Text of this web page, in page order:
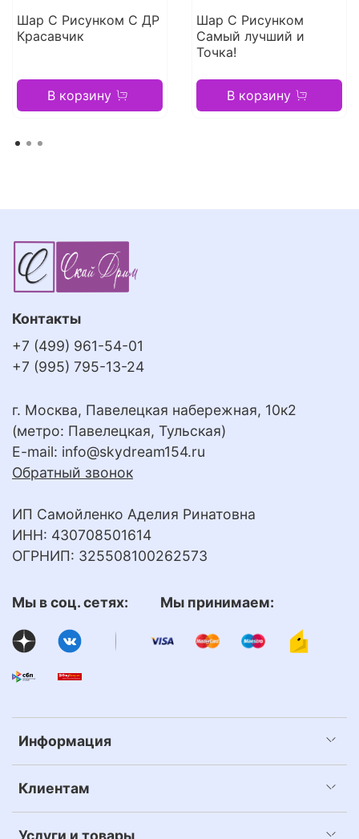
Шар С Рисунком С ДР
Красавчик
В корзину
Шар С Рисунком
Самый лучший и
Точка!
В корзину
Информация
Клиентам
Услуги и товары
Контакты
+7 (499) 961-54-01
+7 (995) 795-13-24
г. Москва, Павелецкая набережная, 10к2
(метро: Павелецкая, Тульская)
E-mail: info@skydream154.ru
Обратный звонок
ИП Самойленко Аделия Ринатовна
ИНН: 430708501614
ОГРНИП: 325508100262573
Мы в соц. сетях: Мы принимаем: